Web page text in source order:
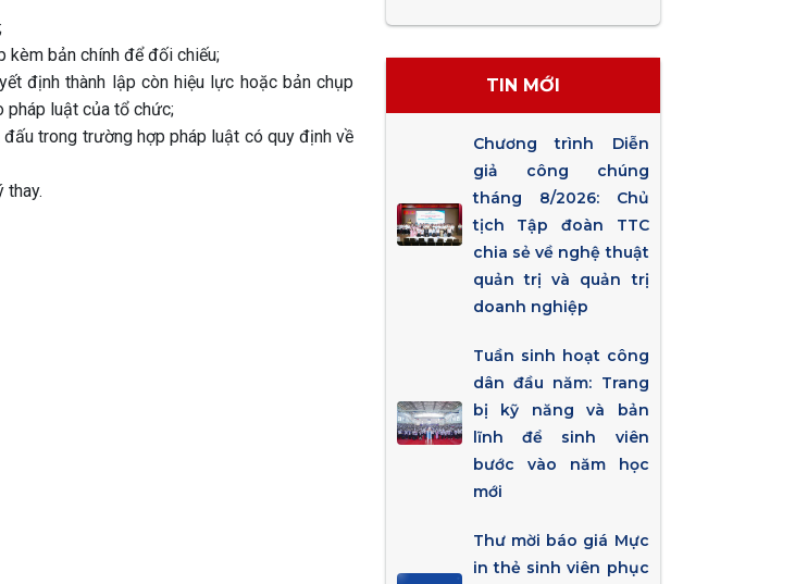
kèm bản chính để đối chiếu;
định thành lập còn hiệu lực hoặc bản chụp
pháp luật của tổ chức;
trong trường hợp pháp luật có quy định về
thay.
TIN MỚI
Chương trình Diễn
giả công chúng
tháng 8/2026: Chủ
tịch Tập đoàn TTC
chia sẻ về nghệ thuật
quản trị và quản trị
doanh nghiệp
Tuần sinh hoạt công
dân đầu năm: Trang
bị kỹ năng và bản
lĩnh để sinh viên
bước vào năm học
mới
Thư mời báo giá Mực
in thẻ sinh viên phục